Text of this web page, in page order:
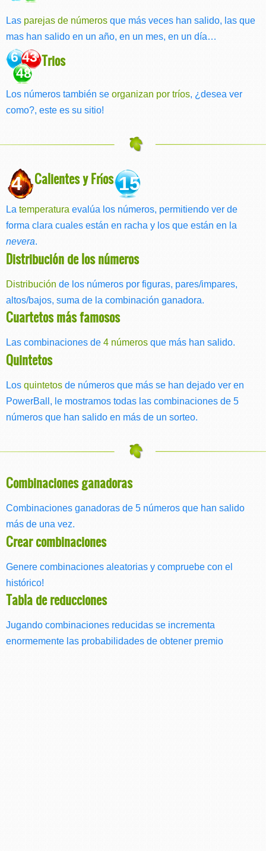
Las parejas de números que más veces han salido, las que
mas han salido en un año, en un mes, en un día…
6 43
48
Trios
Los números también se organizan por tríos, ¿desea ver
como?, este es su sitio!
4 Calientes y Fríos15
La temperatura evalúa los números, permitiendo ver de
forma clara cuales están en racha y los que están en la
nevera.
Distribución de los números
Distribución de los números por figuras, pares/impares,
altos/bajos, suma de la combinación ganadora.
Cuartetos más famosos
Las combinaciones de 4 números que más han salido.
Quintetos
Los quintetos de números que más se han dejado ver en
PowerBall, le mostramos todas las combinaciones de 5
números que han salido en más de un sorteo.
Combinaciones ganadoras
Combinaciones ganadoras de 5 números que han salido
más de una vez.
Crear combinaciones
Genere combinaciones aleatorias y compruebe con el
histórico!
Tabla de reducciones
Jugando combinaciones reducidas se incrementa
enormemente las probabilidades de obtener premio